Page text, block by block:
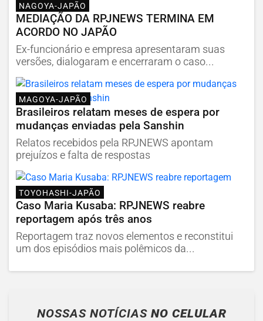
NAGOYA-JAPÃO
MEDIAÇÃO DA RPJNEWS TERMINA EM
ACORDO NO JAPÃO
Ex-funcionário e empresa apresentaram suas
versões, dialogaram e encerraram o caso...
MAGOYA-JAPÃO
Brasileiros relatam meses de espera por
mudanças enviadas pela Sanshin
Relatos recebidos pela RPJNEWS apontam
prejuízos e falta de respostas
TOYOHASHI-JAPÃO
Caso Maria Kusaba: RPJNEWS reabre
reportagem após três anos
Reportagem traz novos elementos e reconstitui
um dos episódios mais polêmicos da...
NOSSAS NOTÍCIAS NO CELULAR